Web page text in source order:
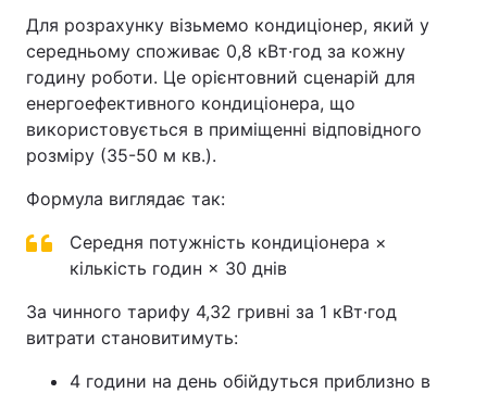
Для розрахунку візьмемо кондиціонер, який у
середньому споживає 0,8 кВт·год за кожну
годину роботи. Це орієнтовний сценарій для
енергоефективного кондиціонера, що
використовується в приміщенні відповідного
розміру (35-50 м кв.).
Формула виглядає так:
Середня потужність кондиціонера ×
кількість годин × 30 днів
За чинного тарифу 4,32 гривні за 1 кВт·год
витрати становитимуть:
4 години на день обійдуться приблизно в